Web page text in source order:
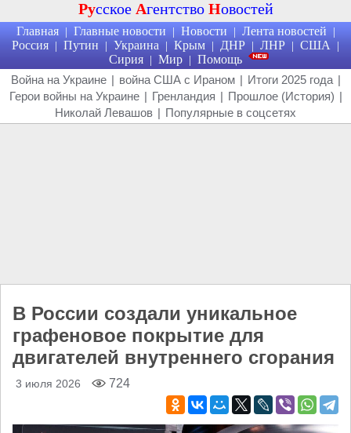
Русское Агентство Новостей
Главная | Главные новости | Новости | Лента новостей |
Россия | Путин | Украина | Крым | ДНР | ЛНР | США |
Сирия | Мир | Помощь
Война на Украине | война США с Ираном | Итоги 2025 года |
Герои войны на Украине | Гренландия | Прошлое (История) |
Николай Левашов | Популярные в соцсетях
В России создали уникальное
графеновое покрытие для
двигателей внутреннего сгорания
3 июля 2026 724